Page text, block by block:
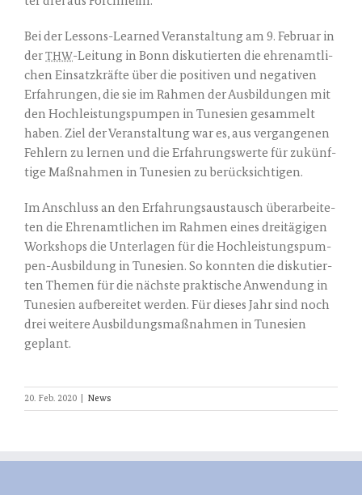
Bei der Les­sons-Lear­ned Ver­an­stal­tung am 9. Febru­ar in
der THW-Lei­tung in Bonn dis­ku­tier­ten die ehren­amt­li­
chen Ein­satz­kräf­te über die posi­ti­ven und nega­ti­ven
Erfah­run­gen, die sie im Rah­men der Aus­bil­dun­gen mit
den Hoch­leis­tungs­pum­pen in Tune­si­en gesam­melt
haben. Ziel der Ver­an­stal­tung war es, aus ver­gan­ge­nen
Feh­lern zu ler­nen und die Erfah­rungs­wer­te für zukünf­
ti­ge Maß­nah­men in Tune­si­en zu berücksichtigen.
Im Anschluss an den Erfah­rungs­aus­tausch über­ar­bei­te­
ten die Ehren­amt­li­chen im Rah­men eines drei­tä­gi­gen
Work­shops die Unter­la­gen für die Hoch­leis­tungs­pum­
pen-Aus­bil­dung in Tune­si­en. So konn­ten die dis­ku­tier­
ten The­men für die nächs­te prak­ti­sche Anwen­dung in
Tune­si­en auf­be­rei­tet wer­den. Für die­ses Jahr sind noch
drei wei­te­re Aus­bil­dungs­maß­nah­men in Tune­si­en
geplant.
20. Feb. 2020 News